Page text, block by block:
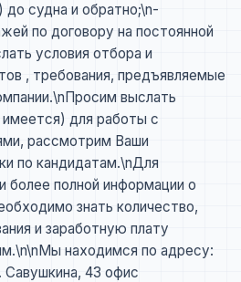
до судна и обратно;\n-
по договору на постоянной
условия отбора и
, требования, предъявляемые
выслать
имеется) для работы с
рассмотрим Ваши
по кандидатам.\nДля
более полной информации о
знать количество,
и заработную плату
находимся по адресу:
Савушкина, 43 офис